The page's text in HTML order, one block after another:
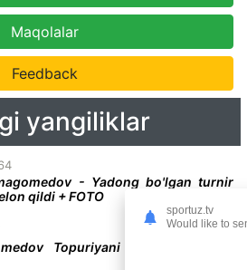
Maqolalar
Feedback
yangiliklar
- Yadong bo'lgan turnir
qildi + FOTO
Topuriyani taslim bo'lishga
sportuz.tv
Would like to